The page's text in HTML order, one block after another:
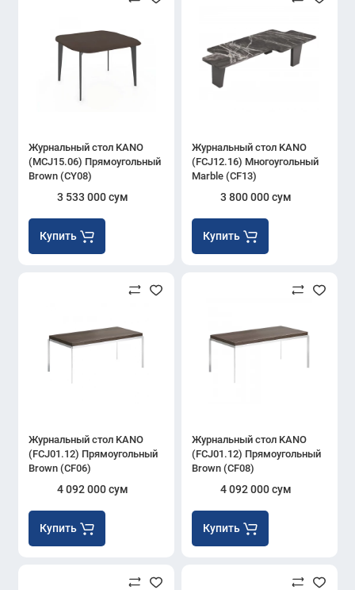
Журнальный стол KANO
(MCJ15.06) Прямоугольный
Brown (CY08)
3 533 000 сум
Купить
Журнальный стол KANO
(FCJ12.16) Многоугольный
Marble (CF13)
3 800 000 сум
Купить
Журнальный стол KANO
(FCJ01.12) Прямоугольный
Brown (CF06)
4 092 000 сум
Купить
Журнальный стол KANO
(FCJ01.12) Прямоугольный
Brown (CF08)
4 092 000 сум
Купить